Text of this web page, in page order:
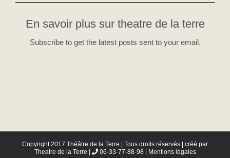
En savoir plus sur theatre de la terre
Subscribe to get the latest posts sent to your email.
Copyright 2017 Théâtre de la Terre | Tous droits réservés | créé par
Theatre de la Terre
06-33-77-88-98 | Mentions légales